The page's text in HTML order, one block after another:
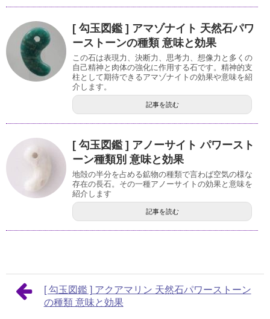
[ 勾玉図鑑 ] アマゾナイト 天然石パワ
ーストーンの種類 意味と効果
この石は表現力、決断力、思考力、想像力と多くの
自己精神と肉体の強化に作用する石です。精神的支
柱として期待できるアマゾナイトの効果や意味を紹
介します。
記事を読む
[ 勾玉図鑑 ] アノーサイト パワースト
ーン種類別 意味と効果
地殻の半分を占める鉱物の種類で言わば空気の様な
存在の長石。その一種アノーサイトの効果と意味を
紹介します
記事を読む
[ 勾玉図鑑 ] アクアマリン 天然石パワーストーン
の種類 意味と効果